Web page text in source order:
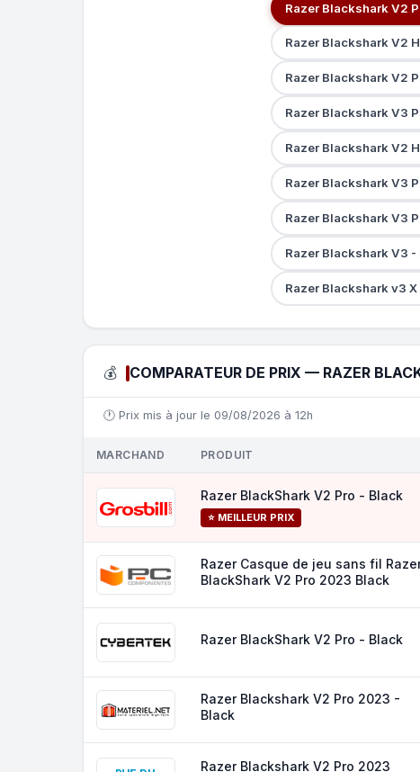
Razer Blackshark V2
Razer Blackshark V2
Razer Blackshark V2
Razer Blackshark V3
Razer Blackshark V2
Razer Blackshark V3
Razer Blackshark V3
Razer Blackshark V3
Razer Blackshark v3
💰 COMPARATEUR DE PRIX — RAZER
🕐 Prix mis à jour le 09/08/2026 à 12h
MARCHAND PRODUIT
Razer BlackShark V2 Pro - Black
⭐ MEILLEUR PRIX
Razer Casque de jeu sans fil
BlackShark V2 Pro 2023 Black
Razer BlackShark V2 Pro - Black
Razer Blackshark V2 Pro 2023 -
Black
Razer Blackshark V2 Pro 2023